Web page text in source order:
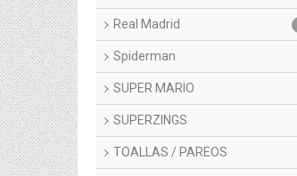
Real Madrid
Spiderman
SUPER MARIO
SUPERZINGS
TOALLAS / PAREOS